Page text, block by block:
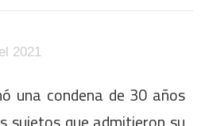
2021
una condena de 30 años